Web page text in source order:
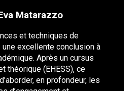
Matarazzo
et techniques de
une excellente conclusion à
Après un cursus
théorique (EHESS), ce
en profondeur, les